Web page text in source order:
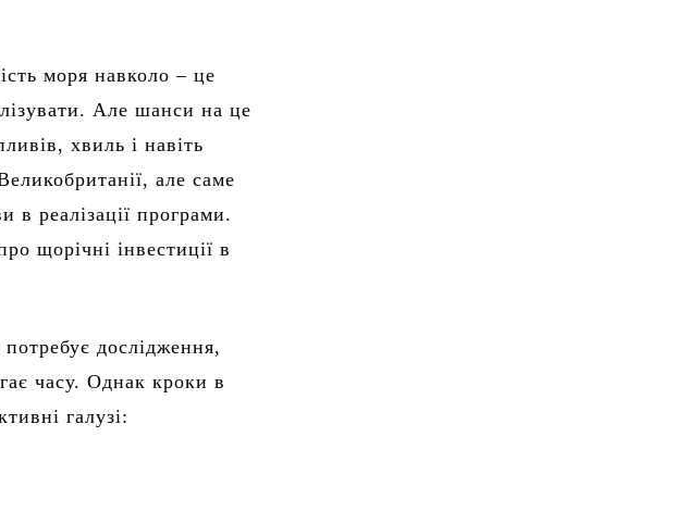
моря навколо – це
Але шанси на це
хвиль і навіть
але саме
в реалізації програми.
щорічні інвестиції в
дослідження,
часу. Однак кроки в
галузі: